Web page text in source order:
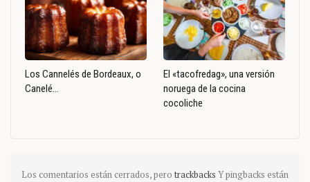
Los Cannelés de Bordeaux, o
Canelé…
El «tacofredag», una versión
noruega de la cocina
cocoliche
Los comentarios están cerrados, pero trackbacks Y pingbacks están